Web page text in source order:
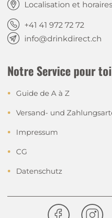
Localisation et
+41 41 972 72 72
info@drinkdirect.ch
Notre Service pour toi
Guide de A à Z
Versand- und
Impressum
CG
Datenschutz